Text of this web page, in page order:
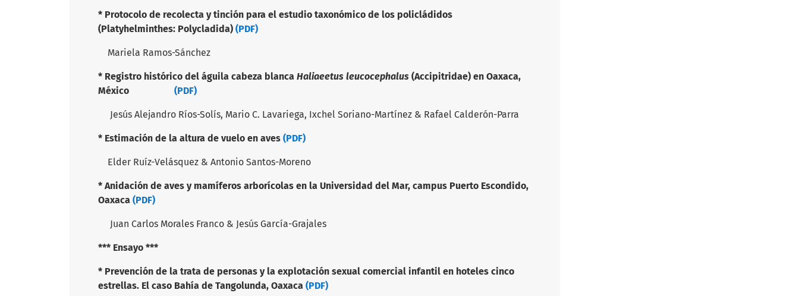
* Protocolo de recolecta y tinción para el estudio taxonómico de los policládidos
(Platyhelminthes: Polycladida) (PDF)
Mariela Ramos-Sánchez
* Registro histórico del águila cabeza blanca Haliaeetus leucocephalus (Accipitridae) en Oaxaca,
México
(PDF)
Jesús Alejandro Ríos-Solís, Mario C. Lavariega, Ixchel Soriano-Martínez & Rafael Calderón-Parra
* Estimación de la altura de vuelo en aves (PDF)
Elder Ruíz-Velásquez & Antonio Santos-Moreno
* Anidación de aves y mamíferos arborícolas en la Universidad del Mar, campus Puerto Escondido,
Oaxaca (PDF)
Juan Carlos Morales Franco & Jesús García-Grajales
*** Ensayo ***
* Prevención de la trata de personas y la explotación sexual comercial infantil en hoteles cinco
estrellas. El caso Bahía de Tangolunda, Oaxaca (PDF)